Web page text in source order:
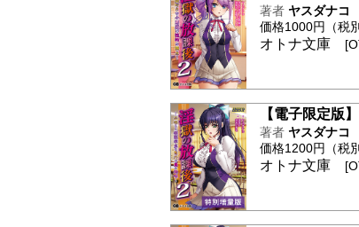
著者 ヤスダナコ
価格1000円（税
オトナ文庫
【電子限定版
著者 ヤスダナコ
価格1200円（税
オトナ文庫